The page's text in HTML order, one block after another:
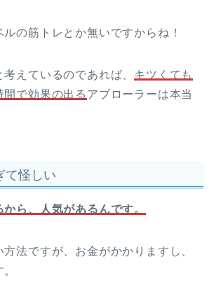
の筋トレとか無いですからね！
えているのであれば、 キツくても
で効果の出る アブローラーは本当
て怪しい
ら、人気があるんです。
法ですが、お金がかかりますし、